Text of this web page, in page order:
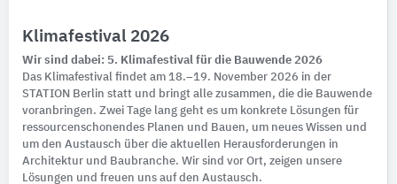
Klimafestival 2026
Wir sind dabei: 5. Klimafestival für die Bauwende 2026
Das Klimafestival findet am 18.–19. November 2026 in der
STATION Berlin statt und bringt alle zusammen, die die Bauwende
voranbringen. Zwei Tage lang geht es um konkrete Lösungen für
ressourcenschonendes Planen und Bauen, um neues Wissen und
um den Austausch über die aktuellen Herausforderungen in
Architektur und Baubranche. Wir sind vor Ort, zeigen unsere
Lösungen und freuen uns auf den Austausch.